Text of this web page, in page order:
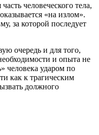
человеческого тела,
«на излом».
за которой последует
очередь и для того,
и опыта не
человека ударом по
как к трагическим
должного